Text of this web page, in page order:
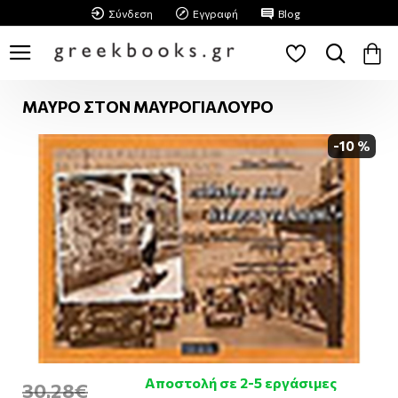
Σύνδεση Εγγραφή Blog
ΜΑΥΡΟ ΣΤΟΝ ΜΑΥΡΟΓΙΑΛΟΥΡΟ
-10 %
30,28€
Αποστολή σε 2-5 εργάσιμες